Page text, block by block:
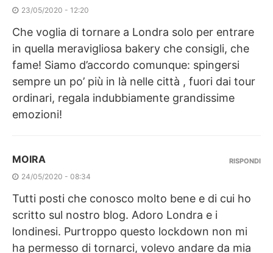
23/05/2020 - 12:20
Che voglia di tornare a Londra solo per entrare
in quella meravigliosa bakery che consigli, che
fame! Siamo d’accordo comunque: spingersi
sempre un po’ più in là nelle città , fuori dai tour
ordinari, regala indubbiamente grandissime
emozioni!
MOIRA
24/05/2020 - 08:34
Tutti posti che conosco molto bene e di cui ho
scritto sul nostro blog. Adoro Londra e i
londinesi. Purtroppo questo lockdown non mi
ha permesso di tornarci, volevo andare da mia
RISPONDI